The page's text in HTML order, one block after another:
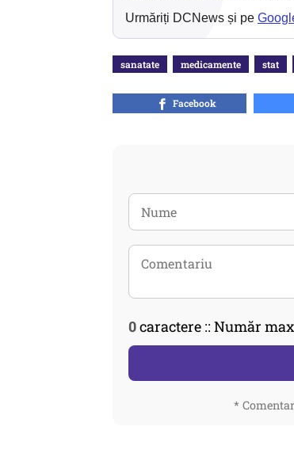
Urmăriți DCNews și pe
sanatate medicamente stat
Facebook
0caractere :: Număr
*